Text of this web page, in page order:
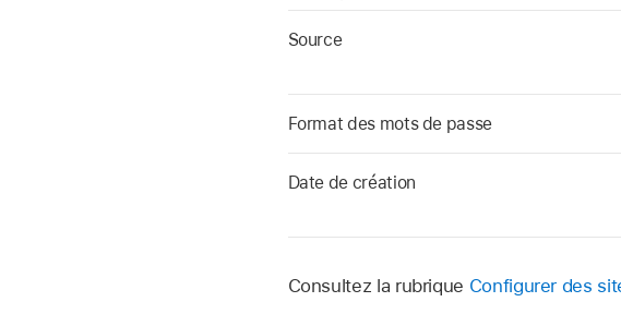
Source
Format des mots de passe
Date de création
Consultez la rubrique Configurer des